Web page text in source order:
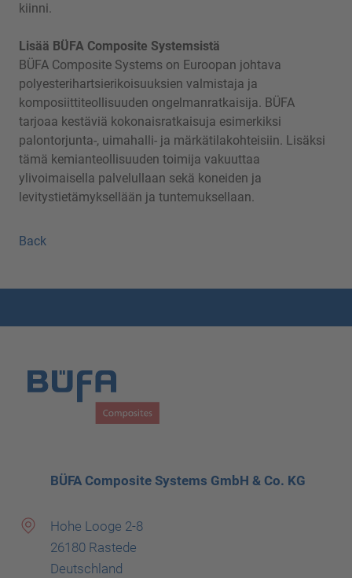
kiinni.
Lisää BÜFA Composite Systemsistä
BÜFA Composite Systems on Euroopan johtava
polyesterihartsierikoisuuksien valmistaja ja
komposiittiteollisuuden ongelmanratkaisija. BÜFA
tarjoaa kestäviä kokonaisratkaisuja esimerkiksi
palontorjunta-, uimahalli- ja märkätilakohteisiin. Lisäksi
tämä kemianteollisuuden toimija vakuuttaa
ylivoimaisella palvelullaan sekä koneiden ja
levitystietämyksellään ja tuntemuksellaan.
Back
BÜFA Composite Systems GmbH & Co. KG
Hohe Looge 2-8
26180 Rastede
Deutschland